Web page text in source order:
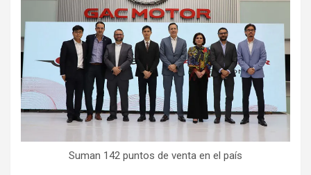
Suman 142 puntos de venta en el país